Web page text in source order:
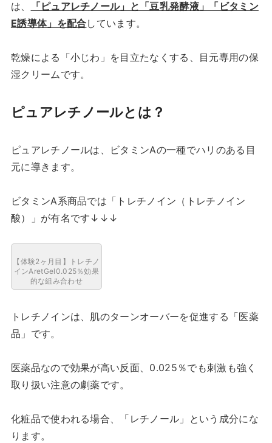
は、
「ピュアレチノール」と「豆乳発酵液」「ビタミン
E誘導体」を配合しています。
乾燥による「小じわ」を目立たなくする、目元専用の保
湿クリームです。
ピュアレチノールとは？
ピュアレチノールは、ビタミンAの一種でハリのある目
元に導きます。
ビタミンA系商品では「トレチノイン（トレチノイン
酸）」が有名です↓↓↓
【体験2ヶ月目】トレチノ
インAretGel0.025％効果
的な組み合わせ
トレチノインは、肌のターンオーバーを促進する「医薬
品」です。
医薬品なので効果が高い反面、0.025％でも刺激も強く
取り扱い注意の劇薬です。
化粧品で使われる場合、「レチノール」という成分にな
ります。